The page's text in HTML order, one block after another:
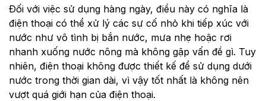
Đối với việc sử dụng hàng ngày, điều này có nghĩa là
điện thoại có thể xử lý các sự cố nhỏ khi tiếp xúc với
nước như vô tình bị bắn nước, mưa nhẹ hoặc rơi
nhanh xuống nước nông mà không gặp vấn đề gì. Tuy
nhiên, điện thoại không được thiết kế để sử dụng dưới
nước trong thời gian dài, vì vậy tốt nhất là không nên
vượt quá giới hạn của điện thoại.